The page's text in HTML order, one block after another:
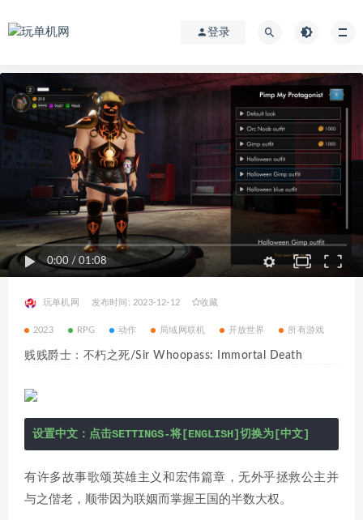
登录
0:00 / 01:08
玩单机网 发布时间: 2023-12-12 收藏
2023 RPG 动作 局域网联机 开放世界 所有游戏
贱贱爵士：不朽之死/Sir Whoopass: Immortal Death
设置中文：点击SETTINGS-将[ENGLISH]切换为[中文]
有许多故事歌颂英雄主义和宏伟篇章，无外乎拯救公主并
与之偕老，顺带因为联姻而掌握王国的半数大权。